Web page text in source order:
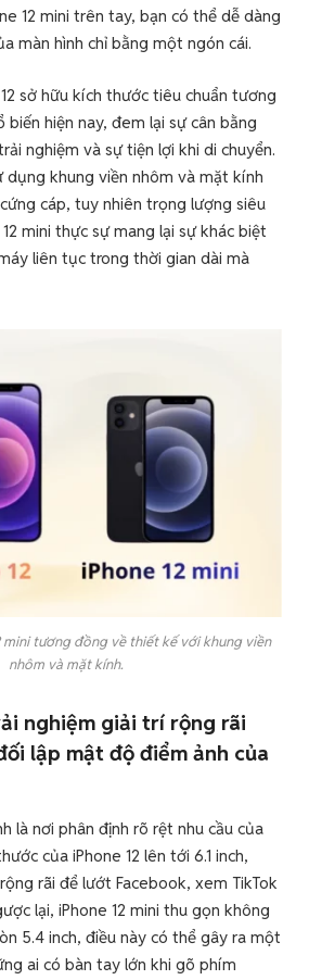
12 mini trên tay, bạn có thể dễ dàng
màn hình chỉ bằng một ngón cái.
sở hữu kích thước tiêu chuẩn tương
hiện nay, đem lại sự cân bằng
nghiệm và sự tiện lợi khi di chuyển.
dụng khung viền nhôm và mặt kính
cáp, tuy nhiên trọng lượng siêu
mini thực sự mang lại sự khác biệt
liên tục trong thời gian dài mà
mini tương đồng về thiết kế với khung viền
nhôm và mặt kính.
nghiệm giải trí rộng rãi
lập mật độ điểm ảnh của
là nơi phân định rõ rệt nhu cầu của
của iPhone 12 lên tới 6.1 inch,
rãi để lướt Facebook, xem TikTok
lại, iPhone 12 mini thu gọn không
5.4 inch, điều này có thể gây ra một
ai có bàn tay lớn khi gõ phím